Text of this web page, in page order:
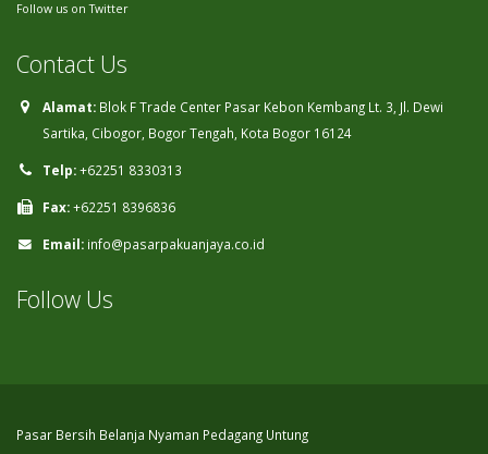
Follow us on Twitter
Contact Us
Alamat: Blok F Trade Center Pasar Kebon Kembang Lt. 3, Jl. Dewi
Sartika, Cibogor, Bogor Tengah, Kota Bogor 16124
Telp:+62251 8330313
Fax:+62251 8396836
Email: info@pasarpakuanjaya.co.id
Follow Us
Pasar Bersih Belanja Nyaman Pedagang Untung